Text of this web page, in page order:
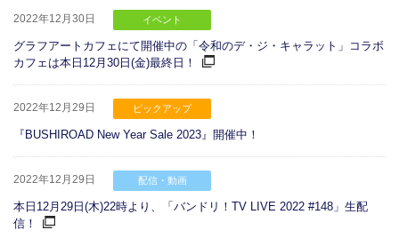
2022年12月30日 イベント
グラフアートカフェにて開催中の「令和のデ・ジ・キャラット」コラボ
カフェは本日12月30日(金)最終日！
2022年12月29日 ピックアップ
『BUSHIROAD New Year Sale 2023』開催中！
2022年12月29日 配信・動画
本日12月29日(木)22時より、「バンドリ！TV LIVE 2022 #148」生配
信！